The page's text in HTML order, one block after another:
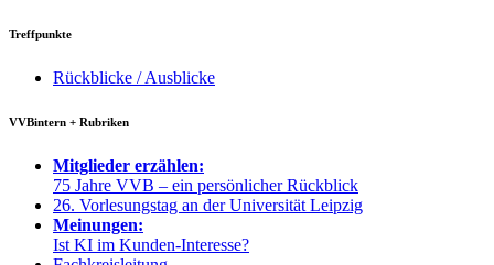
Treffpunkte
Rückblicke / Ausblicke
VVBintern + Rubriken
Mitglieder erzählen:
75 Jahre VVB – ein persönlicher Rückblick
26. Vorlesungstag an der Universität Leipzig
Meinungen:
Ist KI im Kunden-Interesse?